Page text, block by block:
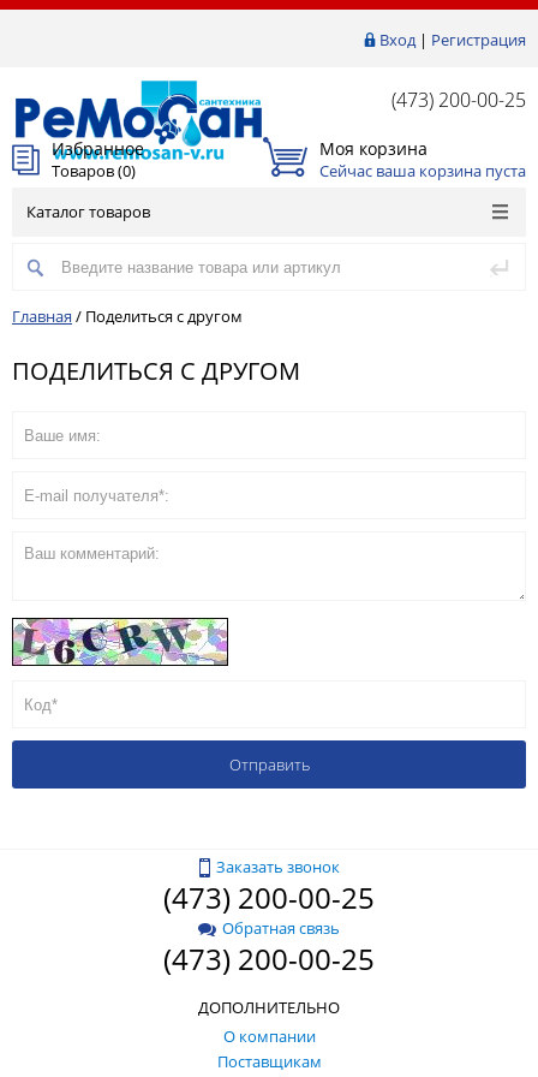
Вход| Регистрация
(473) 200-00-25
Избранное
Товаров (0)
Моя корзина
Сейчас ваша корзина пуста
Каталог товаров
Главная / Поделиться с другом
ПОДЕЛИТЬСЯ С ДРУГОМ
Заказать звонок
(473) 200-00-25
Обратная связь
(473) 200-00-25
ДОПОЛНИТЕЛЬНО
О компании
Поставщикам